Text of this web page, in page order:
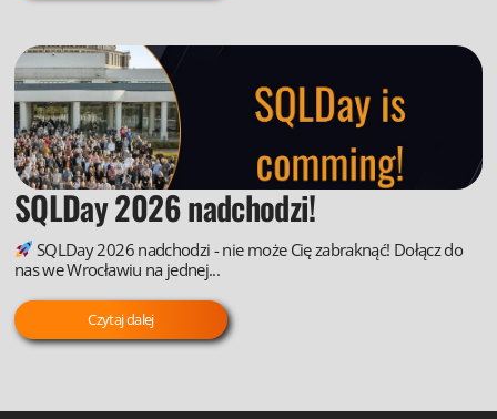
SQLDay 2026 nadchodzi!
SQLDay 2026 nadchodzi - nie może Cię zabraknąć! Dołącz do
nas we Wrocławiu na jednej...
Czytaj dalej